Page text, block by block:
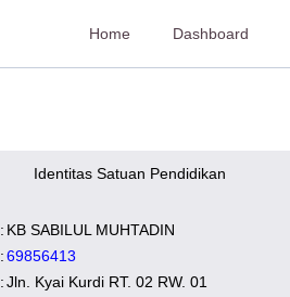
Home Dashboard
Identitas Satuan Pendidikan
: KB SABILUL MUHTADIN
:69856413
:Jln. Kyai Kurdi RT. 02 RW. 01